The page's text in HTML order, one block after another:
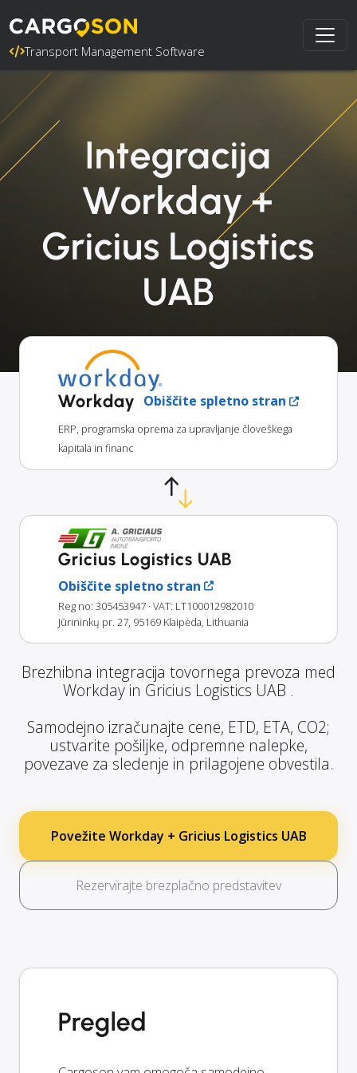
Transport Management Software
Integracija
Workday +
Gricius Logistics
UAB
Workday Obiščite spletno stran
ERP, programska oprema za upravljanje človeškega
kapitala in financ
Gricius Logistics UAB
Obiščite spletno stran
Reg no: 305453947 · VAT: LT100012982010
Jūrininkų pr. 27, 95169 Klaipėda, Lithuania
Brezhibna integracija tovornega prevoza med
Workday in Gricius Logistics UAB .
Samodejno izračunajte cene, ETD, ETA, CO2;
ustvarite pošiljke, odpremne nalepke,
povezave za sledenje in prilagojene obvestila.
Povežite Workday + Gricius Logistics UAB
Rezervirajte brezplačno predstavitev
Pregled